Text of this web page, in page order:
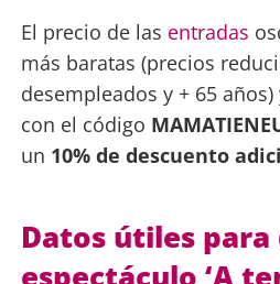
El precio de las entradas
más baratas (precios
desempleados y + 65
con el código
un 10% de descuento
Datos útiles